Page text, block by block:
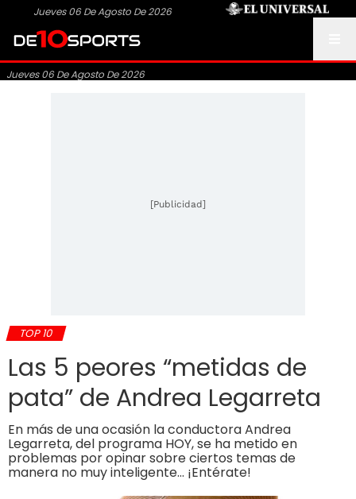
Jueves 06 De Agosto De 2026
Jueves 06 De Agosto De 2026
[Publicidad]
TOP 10
Las 5 peores “metidas de
pata” de Andrea Legarreta
En más de una ocasión la conductora Andrea
Legarreta, del programa HOY, se ha metido en
problemas por opinar sobre ciertos temas de
manera no muy inteligente… ¡Entérate!